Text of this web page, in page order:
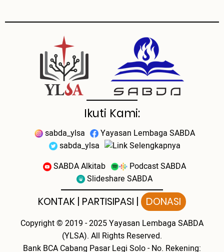
Ikuti Kami:
sabda_ylsa
Yayasan Lembaga SABDA
sabda_ylsa
Selengkapnya
SABDA Alkitab
Podcast SABDA
Slideshare SABDA
KONTAK PARTISIPASI DONASI
Copyright© 2019 - 2025Yayasan Lembaga SABDA
(YLSA). All Rights Reserved.
Bank BCA Cabang Pasar Legi Solo - No. Rekening: